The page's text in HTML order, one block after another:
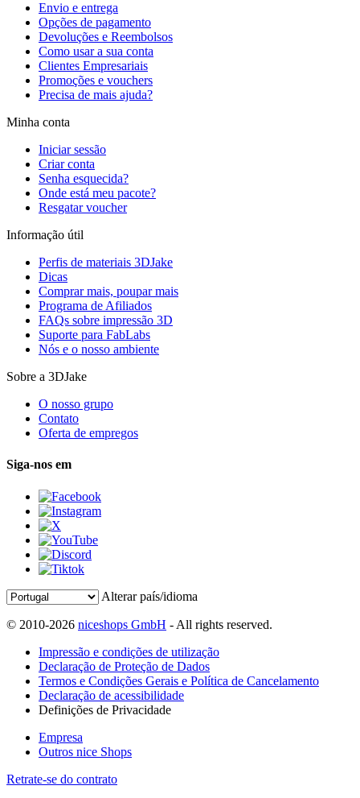
Envio e entrega
Opções de pagamento
Devoluções e Reembolsos
Como usar a sua conta
Clientes Empresariais
Promoções e vouchers
Precisa de mais ajuda?
Minha conta
Iniciar sessão
Criar conta
Senha esquecida?
Onde está meu pacote?
Resgatar voucher
Informação útil
Perfis de materiais 3DJake
Dicas
Comprar mais, poupar mais
Programa de Afiliados
FAQs sobre impressão 3D
Suporte para FabLabs
Nós e o nosso ambiente
Sobre a 3DJake
O nosso grupo
Contato
Oferta de empregos
Siga-nos em
Alterar país/idioma
© 2010-2026 niceshops GmbH - All rights reserved.
Impressão e condições de utilização
Declaração de Proteção de Dados
Termos e Condições Gerais e Política de Cancelamento
Declaração de acessibilidade
Definições de Privacidade
Empresa
Outros nice Shops
Retrate-se do contrato